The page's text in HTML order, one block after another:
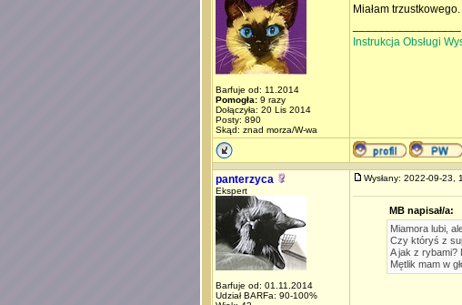
Barfuje od: 11.2014
Pomogła: 9 razy
Dołączyła: 20 Lis 2014
Posty: 890
Skąd: znad morza/W-wa
Miałam
Instrukcja Obsługi
panterzyca
Ekspert
Barfuje od: 01.11.2014
Udział BARFa: 90-100%
Wysłany: 2022-09-23,
MB napisał/a:
Miamora lubi,
Czy któryś z
A jak z rybami?
Mętlik mam w